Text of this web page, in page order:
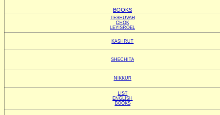
BOOKS
TESHUVAH
CHOK
LEYISROEL
KASHRUT
SHECHITA
NIKKUR
LIST
ENGLISH
BOOKS